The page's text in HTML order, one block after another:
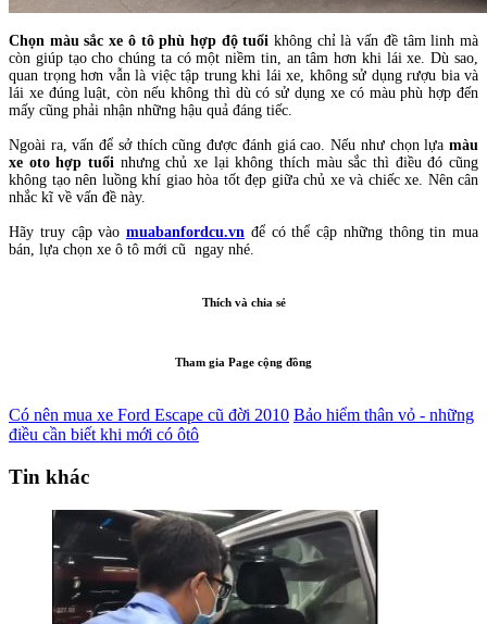
Chọn màu sắc xe ô tô phù hợp độ tuổi không chỉ là vấn đề tâm linh mà
còn giúp tạo cho chúng ta có một niềm tin, an tâm hơn khi lái xe. Dù sao,
quan trọng hơn vẫn là việc tập trung khi lái xe, không sử dụng rượu bia và
lái xe đúng luật, còn nếu không thì dù có sử dụng xe có màu phù hợp đến
mấy cũng phải nhận những hậu quả đáng tiếc.
Ngoài ra, vấn để sở thích cũng được đánh giá cao. Nếu như chọn lựa màu
xe oto hợp tuổi nhưng chủ xe lại không thích màu sắc thì điều đó cũng
không tạo nên luồng khí giao hòa tốt đẹp giữa chủ xe và chiếc xe. Nên cân
nhắc kĩ về vấn đề này.
Hãy truy cập vào muabanfordcu.vn để có thể cập những thông tin mua
bán, lựa chọn xe ô tô mới cũ ngay nhé.
Thích và chia sẻ
Tham gia Page cộng đồng
Có nên mua xe Ford Escape cũ đời 2010 Bảo hiểm thân vỏ - những
điều cần biết khi mới có ôtô
Tin khác